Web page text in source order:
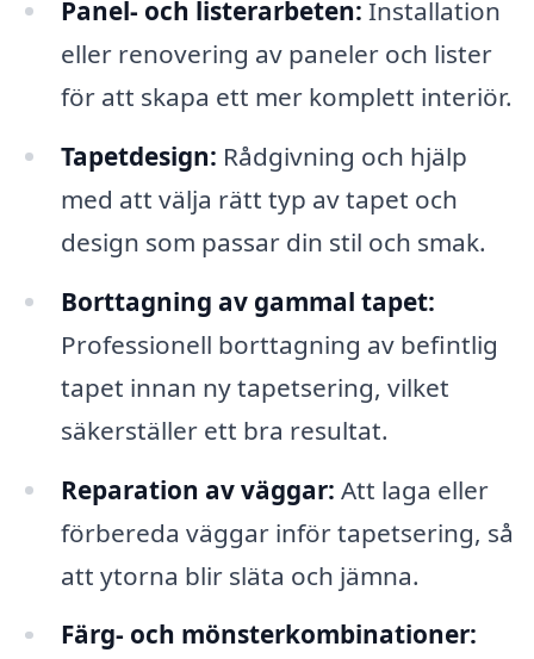
Panel- och listerarbeten: Installation
eller renovering av paneler och lister
för att skapa ett mer komplett interiör.
Tapetdesign: Rådgivning och hjälp
med att välja rätt typ av tapet och
design som passar din stil och smak.
Borttagning av gammal tapet:
Professionell borttagning av befintlig
tapet innan ny tapetsering, vilket
säkerställer ett bra resultat.
Reparation av väggar: Att laga eller
förbereda väggar inför tapetsering, så
att ytorna blir släta och jämna.
Färg- och mönsterkombinationer: